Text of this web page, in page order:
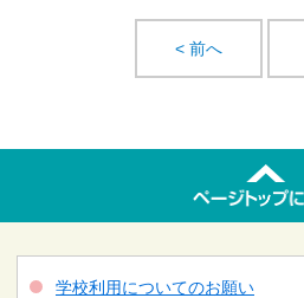
< 前へ
学校利用についてのお願い